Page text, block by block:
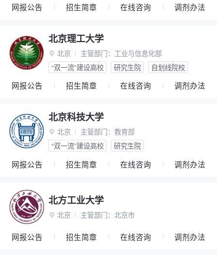
网报公告 招生简章 在线咨询 调剂办法
北京理工大学
 北京 主管部门： 工业与信息化部
“双一流”建设高校
研究生院 自划线院校
网报公告 招生简章 在线咨询 调剂办法
北京科技大学
 北京 主管部门： 教育部
“双一流”建设高校
研究生院
网报公告 招生简章 在线咨询 调剂办法
北方工业大学
 北京 主管部门： 北京市
网报公告 招生简章 在线咨询 调剂办法